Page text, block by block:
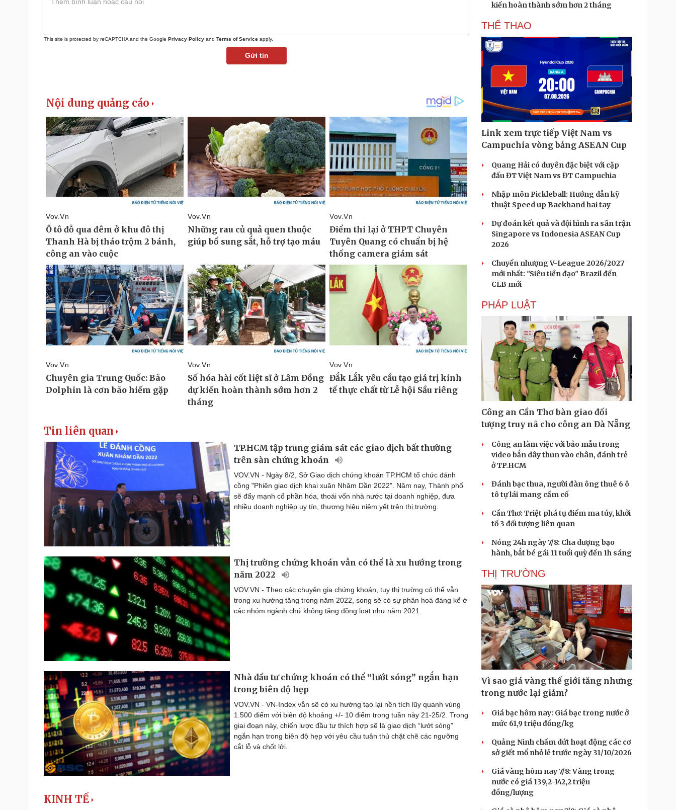
This site is protected by reCAPTCHA and the Google Privacy Policy and Terms of Service apply.
Gửi tin
Tin liên quan
TP.HCM tập trung giám sát các giao dịch bất thường
trên sàn chứng khoán
VOV.VN - Ngày 8/2, Sở Giao dịch chứng khoán TP.HCM tổ chức đánh
cồng "Phiên giao dịch khai xuân Nhâm Dần 2022”. Năm nay, Thành phố
sẽ đẩy mạnh cổ phần hóa, thoái vốn nhà nước tại doanh nghiệp, đưa
nhiều doanh nghiệp uy tín, thương hiệu niêm yết trên thị trường.
Thị trường chứng khoán vẫn có thể là xu hướng trong
năm 2022
VOV.VN - Theo các chuyên gia chứng khoán, tuy thị trường có thể vẫn
trong xu hướng tăng trong năm 2022, song sẽ có sự phân hoá đáng kể ở
các nhóm ngành chứ không tăng đồng loạt như năm 2021.
Nhà đầu tư chứng khoán có thể “lướt sóng” ngắn hạn
trong biên độ hẹp
VOV.VN - VN-Index vẫn sẽ có xu hướng tạo lại nền tích lũy quanh vùng
1.500 điểm với biên độ khoảng +/- 10 điểm trong tuần này 21-25/2. Trong
giai đoạn này, chiến lược đầu tư thích hợp sẽ là giao dịch “lướt sóng”
ngắn hạn trong biên độ hẹp với yêu cầu tuân thủ chặt chẽ các ngưỡng
cắt lỗ và chốt lời.
KINH TẾ
kiến hoàn thành sớm hơn 2 tháng
THỂ THAO
Link xem trực tiếp Việt Nam vs
Campuchia vòng bảng ASEAN Cup
Quang Hải có duyên đặc biệt với cặp
đấu ĐT Việt Nam vs ĐT Campuchia
Nhập môn Pickleball: Hướng dẫn kỹ
thuật Speed up Backhand hai tay
Dự đoán kết quả và đội hình ra sân trận
Singapore vs Indonesia ASEAN Cup
2026
Chuyển nhượng V-League 2026/2027
mới nhất: "Siêu tiền đạo" Brazil đến
CLB mới
PHÁP LUẬT
Công an Cần Thơ bàn giao đối
tượng truy nã cho công an Đà Nẵng
Công an làm việc với bảo mẫu trong
video bắn dây thun vào chân, đánh trẻ
ở TP.HCM
Đánh bạc thua, người đàn ông thuê 6 ô
tô tự lái mang cầm cố
Cần Thơ: Triệt phá tụ điểm ma túy, khởi
tố 3 đối tượng liên quan
Nóng 24h ngày 7/8: Cha dượng bạo
hành, bắt bé gái 11 tuổi quỳ đến 1h sáng
THỊ TRƯỜNG
Vì sao giá vàng thế giới tăng nhưng
trong nước lại giảm?
Giá bạc hôm nay: Giá bạc trong nước ở
mức 61,9 triệu đồng/kg
Quảng Ninh chấm dứt hoạt động các cơ
sở giết mổ nhỏ lẻ trước ngày 31/10/2026
Giá vàng hôm nay 7/8: Vàng trong
nước có giá 139,2-142,2 triệu
đồng/lượng